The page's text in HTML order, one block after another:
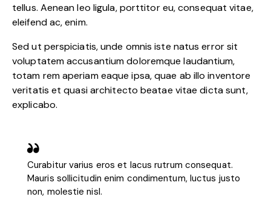
tellus. Aenean leo ligula, porttitor eu, consequat vitae,
eleifend ac, enim.
Sed ut perspiciatis, unde omnis iste natus error sit
voluptatem accusantium doloremque laudantium,
totam rem aperiam eaque ipsa, quae ab illo inventore
veritatis et quasi architecto beatae vitae dicta sunt,
explicabo.
Curabitur varius eros et lacus rutrum consequat.
Mauris sollicitudin enim condimentum, luctus justo
non, molestie nisl.